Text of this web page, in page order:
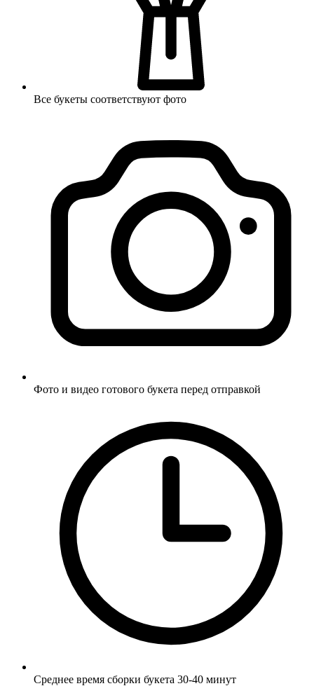
Все букеты соответствуют фото
Фото и видео готового букета перед отправкой
Среднее время сборки букета 30-40 минут